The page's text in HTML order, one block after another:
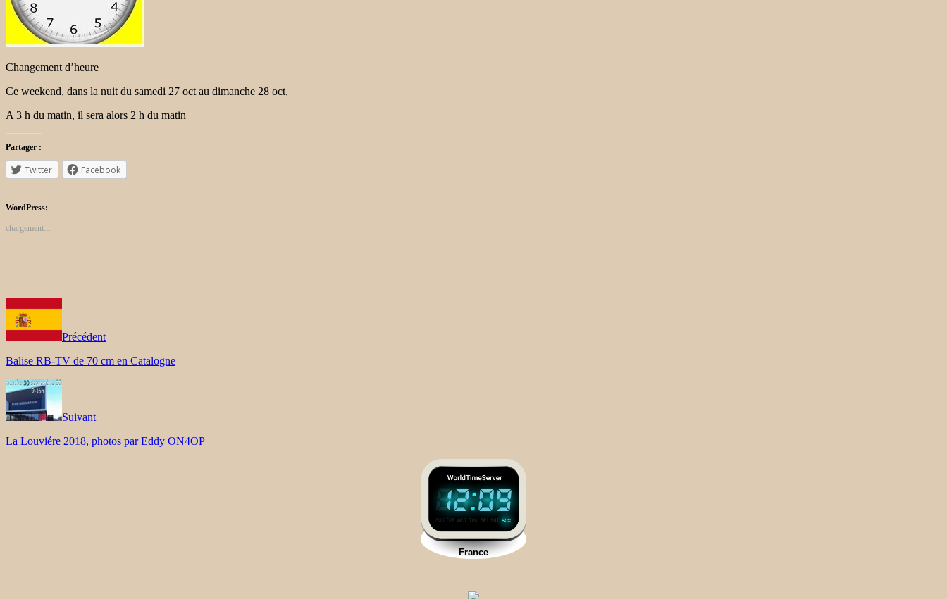
Changement d’heure
Ce weekend, dans la nuit du samedi 27 oct au dimanche 28 oct,
A 3 h du matin, il sera alors 2 h du matin
Partager :
Twitter Facebook
WordPress:
chargement…
Précédent
Balise RB-TV de 70 cm en Catalogne
Suivant
La Louviére 2018, photos par Eddy ON4OP